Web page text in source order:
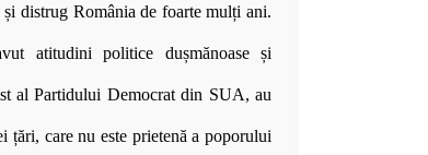
distrug România de foarte mulți ani.
atitudini politice dușmănoase și
al Partidului Democrat din SUA, au
care nu este prietenă a poporului